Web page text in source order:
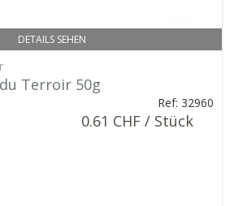
DETAILS SEHEN
Terroir 50g
Ref: 32960
0.61 CHF / Stück